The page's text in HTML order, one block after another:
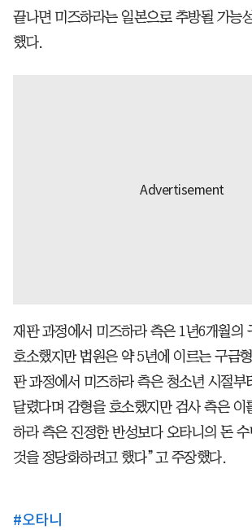
끝나면 미즈하라는 일본으로 추방될 가능
했다.
재판 과정에서 미즈하라 측은 1년6개월의
호소했지만 법원은 약 5년에 이르는 구금
판 과정에서 미즈하라 측은 청소년 시절부
달렸다며 감형을 호소했지만 검사 측은 이
하라 측은 진정한 반성보다 오타니의 돈
것을 정당화하려고 했다”고 주장했다.
#오타니